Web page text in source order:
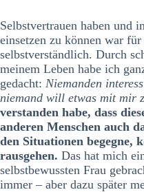
Selbstvertrauen haben und
einsetzen zu können war
selbstverständlich. Durch
meinem Leben habe ich
gedacht: Niemanden
niemand will etwas mit mir
verstanden habe, dass
anderen Menschen auch
den Situationen begegne,
rausgehen. Das hat mich
selbstbewussten Frau
immer – aber dazu später